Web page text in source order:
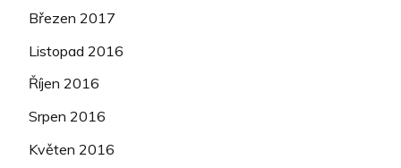
Březen 2017
Listopad 2016
Říjen 2016
Srpen 2016
Květen 2016